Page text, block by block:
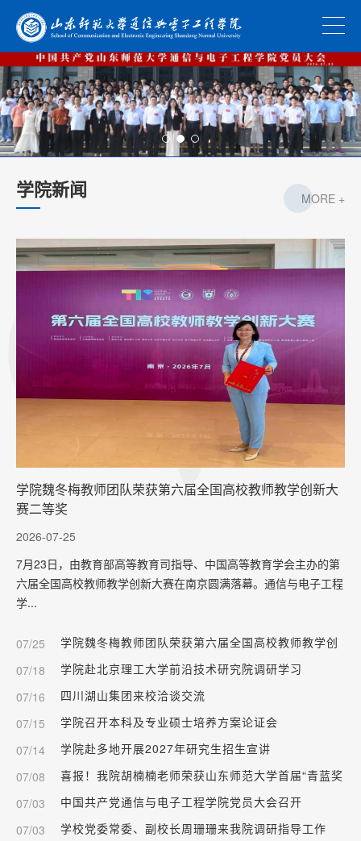
学院新闻 MORE +
学院魏冬梅教师团队荣获第六届全国高校教师教学创新大
赛二等奖
2026-07-25
7月23日，由教育部高等教育司指导、中国高等教育学会主办的第
六届全国高校教师教学创新大赛在南京圆满落幕。通信与电子工程
学...
07/25
学院魏冬梅教师团队荣获第六届全国高校教师教学创
新大赛二等奖
07/18
学院赴北京理工大学前沿技术研究院调研学习
07/16
四川湖山集团来校洽谈交流
07/15
学院召开本科及专业硕士培养方案论证会
07/14
学院赴多地开展2027年研究生招生宣讲
07/08
喜报！我院胡楠楠老师荣获山东师范大学首届“青蓝奖
教金”
07/03
中国共产党通信与电子工程学院党员大会召开
07/03
学校党委常委、副校长周珊珊来我院调研指导工作